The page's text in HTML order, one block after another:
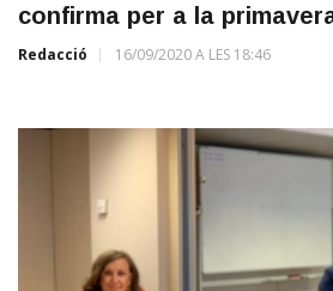
confirma per a la
Redacció 16/09/2020 A LES 18:46